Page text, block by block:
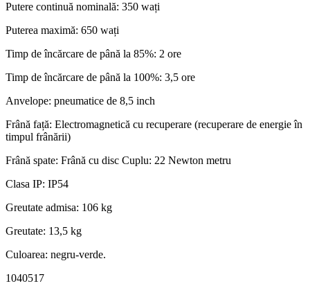
Putere continuă nominală: 350 wați
Puterea maximă: 650 wați
Timp de încărcare de până la 85%: 2 ore
Timp de încărcare de până la 100%: 3,5 ore
Anvelope: pneumatice de 8,5 inch
Frână față: Electromagnetică cu recuperare (recuperare de energie în
timpul frânării)
Frână spate: Frână cu disc Cuplu: 22 Newton metru
Clasa IP: IP54
Greutate admisa: 106 kg
Greutate: 13,5 kg
Culoarea: negru-verde.
1040517